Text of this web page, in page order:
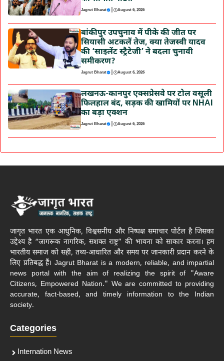
Jagrut Bharat | August 6, 2026
बांकीपुर उपचुनाव में पीके की जीत पर
सियासी अटकलें तेज, क्या तेजस्वी यादव
की ‘साइलेंट स्ट्रैटेजी’ ने बदला चुनावी
समीकरण?
Jagrut Bharat | August 6, 2026
लखनऊ-कानपुर एक्सप्रेसवे पर टोल वसूली
फिलहाल बंद, सड़क की खामियों पर NHAI
का बड़ा एक्शन
Jagrut Bharat | August 6, 2026
जागृत भारत एक आधुनिक, विश्वसनीय और निष्पक्ष समाचार पोर्टल है जिसका
उद्देश्य है “जागरूक नागरिक, सशक्त राष्ट्र” की भावना को साकार करना। हम
भारतीय समाज को सही, तथ्य-आधारित और समय पर जानकारी प्रदान करने के
लिए प्रतिबद्ध हैं। Jagrut Bharat is a modern, reliable, and impartial
news portal with the aim of realizing the spirit of "Aware
Citizens, Empowered Nation." We are committed to providing
accurate, fact-based, and timely information to the Indian
society.
Categories
Internation News